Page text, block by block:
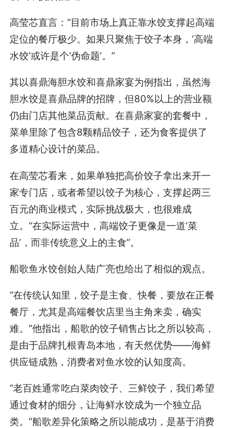
高莹芯直言：“目前市场上真正靠水饺支撑起高端
定位的餐厅极少。如果只聚焦于饺子本身，‘高端
水饺’或许是个‘伪命题’。”
其以喜鼎海胆水饺和喜鼎家宴为例指出，虽然海
胆水饺是喜鼎品牌的招牌，但80%以上的营业额
仍由门店其他菜品贡献。在喜鼎家宴的套餐中，
菜单里除了包含8颗精品饺子，还为食客提供了
多道精心设计的菜品。
在高莹芯看来，如果单独把高价饺子拿出来开一
家专门店，或者希望以饺子为核心，支撑起两三
百元的商业模式，实际挑战极大，也很难成
立。“在实际运营中，高端饺子更像是一道‘菜
品’，而非传统意义上的主食”。
船歌鱼水饺创始人陆广亮也给出了相似的观点。
“在传统认知里，饺子是主食、快餐，要放在正餐
餐厅，尤其是高端餐饮店里当主角来卖，确实
难。”他指出，船歌的饺子销售占比之所以较高，
是由于品牌扎根青岛本地，有天然优势——海鲜
供应链成熟，消费者对鱼水饺的认知度高。
“老百姓通常吃白菜肉饺子、三鲜饺子，我们希望
通过食材的细分，让海鲜水饺成为一个独立品
类。”船歌差异化策略之所以能成功，是基于消费